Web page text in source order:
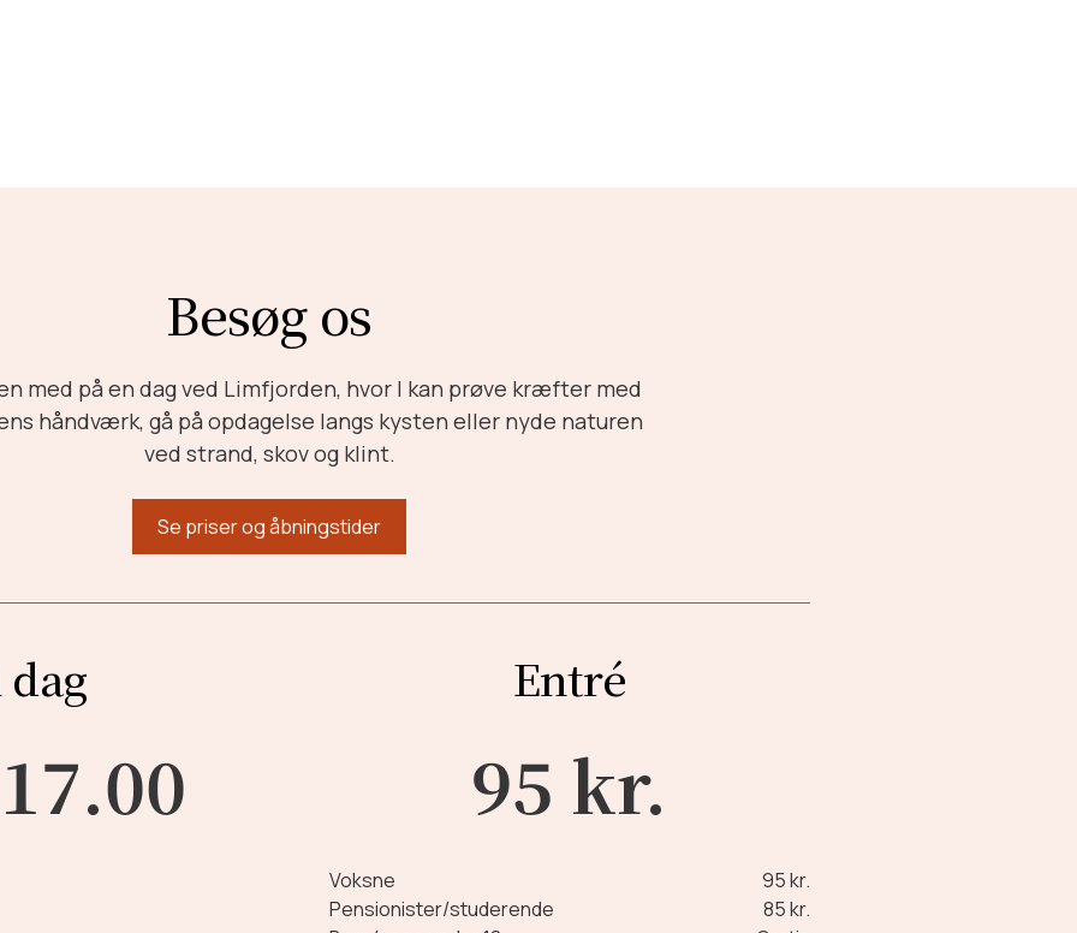
Besøg os
med på en dag ved Limfjorden, hvor I kan prøve kræfter med
håndværk, gå på opdagelse langs kysten eller nyde naturen
ved strand, skov og klint.
Se priser og åbningstider
Entré
95 kr.
Voksne
95 kr.
Pensionister/studerende
85 kr.